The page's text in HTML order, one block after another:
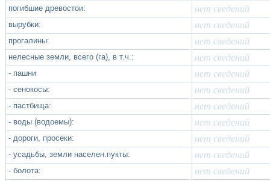
погибшие древостои: нет сведений
вырубки: нет сведений
прогалины: нет сведений
нелесные земли, всего (га), в т.ч.: нет сведений
- пашни нет сведений
- сенокосы: нет сведений
- пастбища: нет сведений
- воды (водоемы): нет сведений
- дороги, просеки: нет сведений
- усадьбы, земли населен.пукты: нет сведений
- болота: нет сведений